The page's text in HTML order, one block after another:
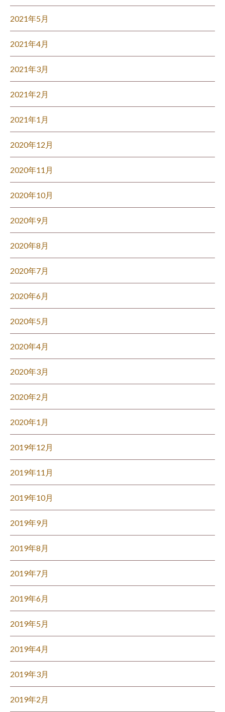
2021年5月
2021年4月
2021年3月
2021年2月
2021年1月
2020年12月
2020年11月
2020年10月
2020年9月
2020年8月
2020年7月
2020年6月
2020年5月
2020年4月
2020年3月
2020年2月
2020年1月
2019年12月
2019年11月
2019年10月
2019年9月
2019年8月
2019年7月
2019年6月
2019年5月
2019年4月
2019年3月
2019年2月